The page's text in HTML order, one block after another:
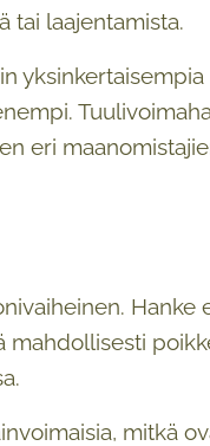
tai laajentamista.
eri
mitkä